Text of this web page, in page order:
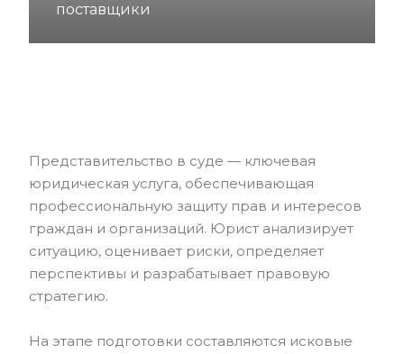
поставщики
Представительство в суде — ключевая
юридическая услуга, обеспечивающая
профессиональную защиту прав и интересов
граждан и организаций. Юрист анализирует
ситуацию, оценивает риски, определяет
перспективы и разрабатывает правовую
стратегию.
На этапе подготовки составляются исковые